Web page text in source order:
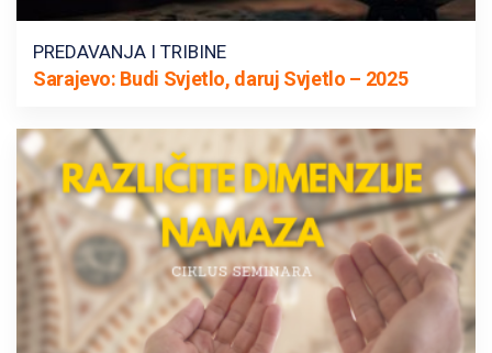
PREDAVANJA I TRIBINE
Sarajevo: Budi Svjetlo, daruj Svjetlo – 2025